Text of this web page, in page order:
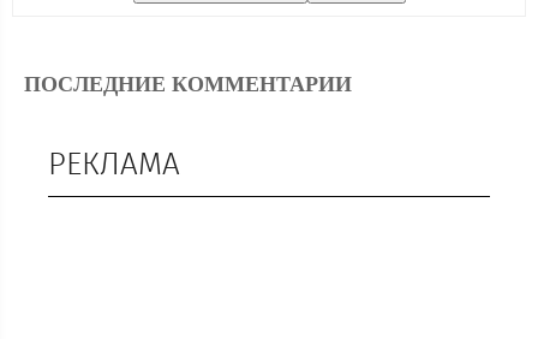
ПОСЛЕДНИЕ КОММЕНТАРИИ
РЕКЛАМА